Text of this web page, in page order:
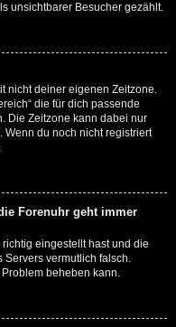
unsichtbarer Besucher gezählt.
nicht deiner eigenen Zeitzone.
die für dich passende
Die Zeitzone kann dabei nur
du noch nicht registriert
Forenuhr geht immer
eingestellt hast und die
Servers vermutlich falsch.
beheben kann.